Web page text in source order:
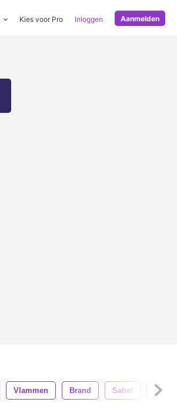
Kies voor Pro Inloggen Aanmelden
Vlammen Brand Sabel